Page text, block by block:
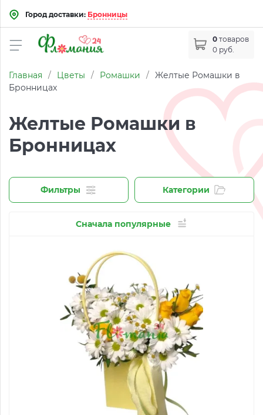
Город доставки: Бронницы
0 товаров
0 руб.
Главная / Цветы / Ромашки / Желтые Ромашки в
Бронницах
Желтые Ромашки в
Бронницах
Фильтры Категории
Сначала популярные